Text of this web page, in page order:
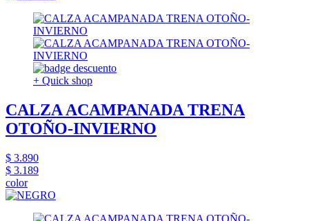
+ Quick shop
CALZA ACAMPANADA TRENA
OTOÑO-INVIERNO
$ 3.890
$ 3.189
color